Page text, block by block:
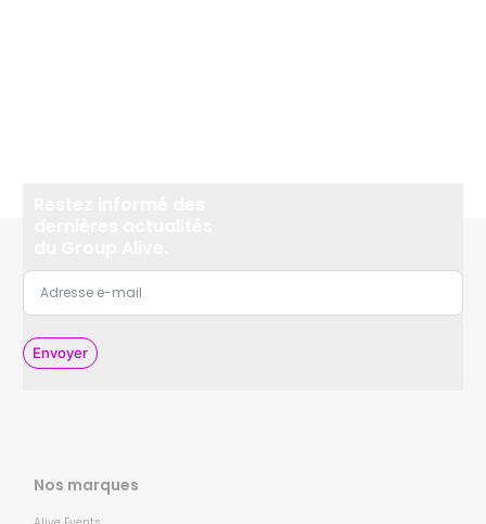
Envoyer
Nos marques